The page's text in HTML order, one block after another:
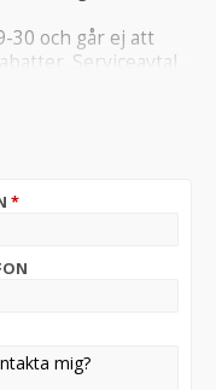
30 och går ej att
Serviceavtal
Bilen på
995 kr och
av Santander
sker. Lån via
*